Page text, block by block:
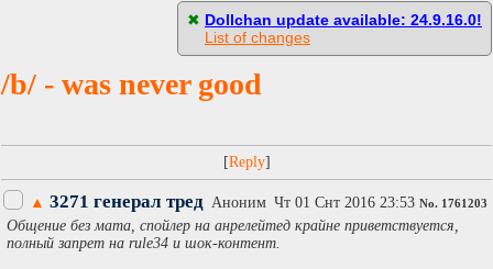
/b/ - was never good
✖ Dollchan update available: 24.9.16.0!
List of changes
[ ]
▲ 3271 генерал тред Аноним Чт 01 Снт 2016 23:53 No. 1761203
Общение без мата, спойлер на анрелейтед крайне приветствуется,
полный запрет на rule34 и шок-контент.